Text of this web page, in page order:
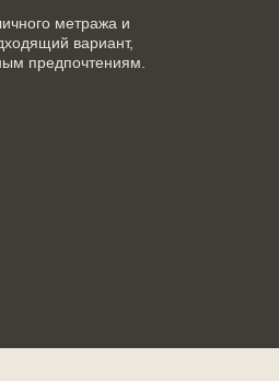
метража и
вариант,
предпочтениям.